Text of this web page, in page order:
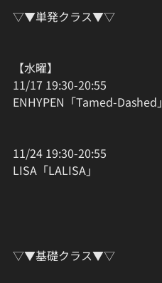
▽▼単発クラス▼▽
【水曜】
11/17 19:30-20:55
ENHYPEN「Tamed-Dashed」
11/24 19:30-20:55
LISA「LALISA」
▽▼基礎クラス▼▽